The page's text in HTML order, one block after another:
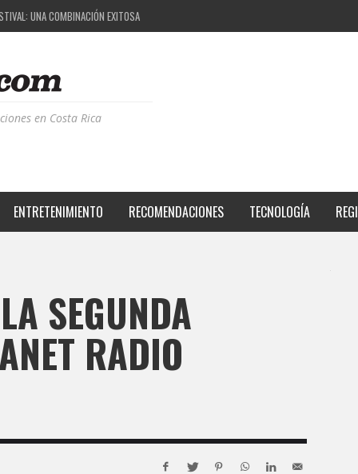
UNA COMBINACIÓN EXITOSA
QUE ESTÁ TRANSFORMANDO LA CALIDAD DE VIDA DEL TRANSEÚNTE TICO CON
BPM: UN REVIEW DE LA PRIMERA EDICIÓN QUE TRAJO EL TALENTO DE MÁS DE 100 DJS
en Costa Rica
ENTRETENIMIENTO RECOMENDACIONES TECNOLOGÍA
SEGUNDA
RADIO